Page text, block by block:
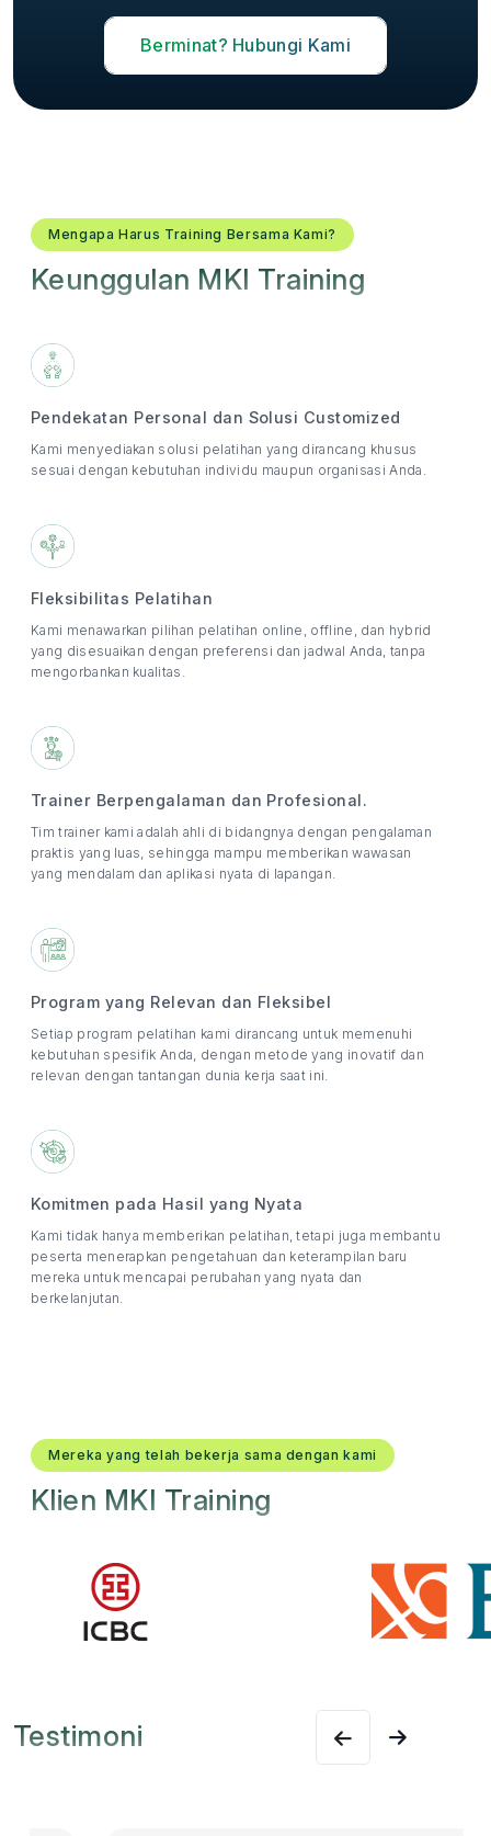
Berminat? Hubungi Kami
Mengapa Harus Training Bersama Kami?
Keunggulan MKI Training
Pendekatan Personal dan Solusi Customized
Kami menyediakan solusi pelatihan yang dirancang khusus
sesuai dengan kebutuhan individu maupun organisasi Anda.
Fleksibilitas Pelatihan
Kami menawarkan pilihan pelatihan online, offline, dan hybrid
yang disesuaikan dengan preferensi dan jadwal Anda, tanpa
mengorbankan kualitas.
Trainer Berpengalaman dan Profesional.
Tim trainer kami adalah ahli di bidangnya dengan pengalaman
praktis yang luas, sehingga mampu memberikan wawasan
yang mendalam dan aplikasi nyata di lapangan.
Program yang Relevan dan Fleksibel
Setiap program pelatihan kami dirancang untuk memenuhi
kebutuhan spesifik Anda, dengan metode yang inovatif dan
relevan dengan tantangan dunia kerja saat ini.
Komitmen pada Hasil yang Nyata
Kami tidak hanya memberikan pelatihan, tetapi juga membantu
peserta menerapkan pengetahuan dan keterampilan baru
mereka untuk mencapai perubahan yang nyata dan
berkelanjutan.
Mereka yang telah bekerja sama dengan kami
Klien MKI Training
Testimoni